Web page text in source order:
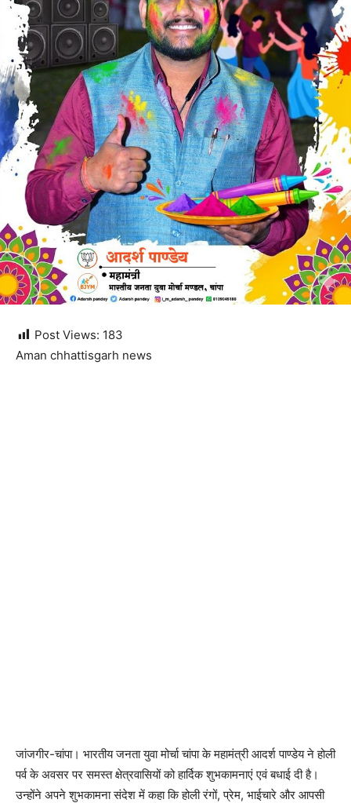
Post Views: 183
Aman chhattisgarh news
जांजगीर-चांपा। भारतीय जनता युवा मोर्चा चांपा के महामंत्री आदर्श पाण्डेय ने होली
पर्व के अवसर पर समस्त क्षेत्रवासियों को हार्दिक शुभकामनाएं एवं बधाई दी है।
उन्होंने अपने शुभकामना संदेश में कहा कि होली रंगों, प्रेम, भाईचारे और आपसी